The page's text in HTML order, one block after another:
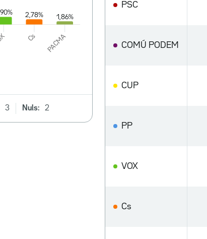
3 Nuls: 2
PSC
COMÚ PODEM
CUP
PP
VOX
Cs